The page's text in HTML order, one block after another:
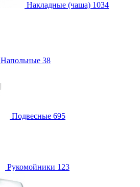
Накладные (чаша) 1034
Напольные 38
Подвесные 695
Рукомойники 123